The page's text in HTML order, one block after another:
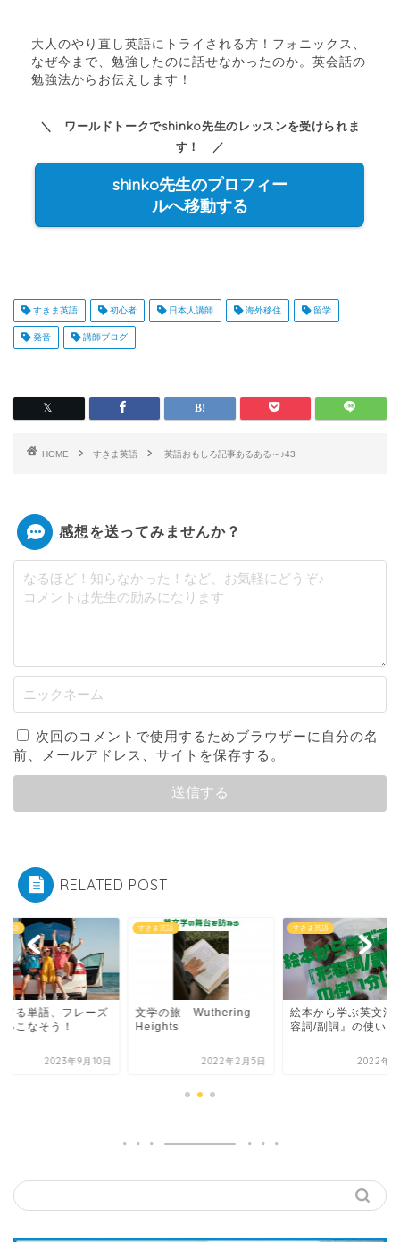
大人のやり直し英語にトライされる方！フォニックス、
なぜ今まで、勉強したのに話せなかったのか。英会話の
勉強法からお伝えします！
＼ ワールドトークでshinko先生のレッスンを受けられま
す！ ／
shinko先生のプロフィー
ルへ移動する
すきま英語 初心者 日本人講師 海外移住 留学
発音 講師ブログ
HOME すきま英語 英語おもしろ記事あるある～♪43
感想を送ってみませんか？
次回のコメントで使用するためブラウザーに自分の名
前、メールアドレス、サイトを保存する。
RELATED POST
英語
の旅 Wuthering
2022年2月5日
すきま英語
絵本から学ぶ英文法『形
容詞/副詞』の使い分け
2022年8月4日
すきま英語
知ってる単語、フレ
を使いこなそう！
2023年9